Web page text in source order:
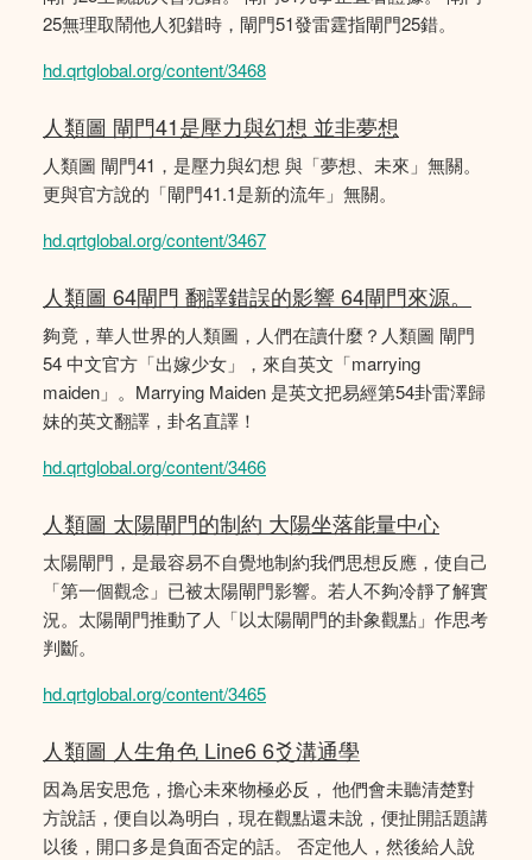
25無理取鬧他人犯錯時，閘門51發雷霆指閘門25錯。
hd.qrtglobal.org/content/3468
人類圖 閘門41是壓力與幻想 並非夢想
人類圖 閘門41，是壓力與幻想 與「夢想、未來」無關。
更與官方說的「閘門41.1是新的流年」無關。
hd.qrtglobal.org/content/3467
人類圖 64閘門 翻譯錯誤的影響 64閘門來源。
夠竟，華人世界的人類圖，人們在讀什麼？人類圖 閘門
54 中文官方「出嫁少女」，來自英文「marrying
maiden」。Marrying Maiden 是英文把易經第54卦雷澤歸
妹的英文翻譯，卦名直譯！
hd.qrtglobal.org/content/3466
人類圖 太陽閘門的制約 大陽坐落能量中心
太陽閘門，是最容易不自覺地制約我們思想反應，使自己
「第一個觀念」已被太陽閘門影響。若人不夠冷靜了解實
況。太陽閘門推動了人「以太陽閘門的卦象觀點」作思考
判斷。
hd.qrtglobal.org/content/3465
人類圖 人生角色 Line6 6爻溝通學
因為居安思危，擔心未來物極必反， 他們會未聽清楚對
方說話，便自以為明白，現在觀點還未說，便扯開話題講
以後，開口多是負面否定的話。 否定他人，然後給人說